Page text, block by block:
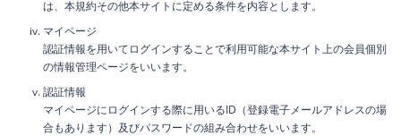
は、本規約その他本サイトに定める条件を内容とします。
マイページ
認証情報を用いてログインすることで利用可能な本サイト上の会員個別
の情報管理ページをいいます。
認証情報
マイページにログインする際に用いるID（登録電子メールアドレスの場
合もあります）及びパスワードの組み合わせをいいます。